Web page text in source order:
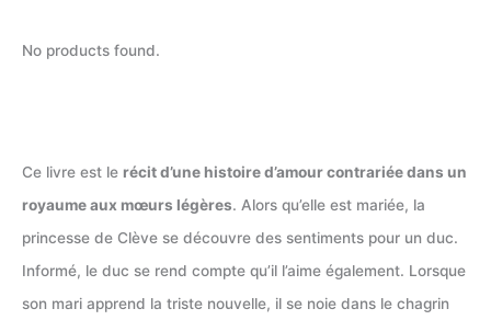
No products found.
Ce livre est le récit d’une histoire d’amour contrariée dans un
royaume aux mœurs légères. Alors qu’elle est mariée, la
princesse de Clève se découvre des sentiments pour un duc.
Informé, le duc se rend compte qu’il l’aime également. Lorsque
son mari apprend la triste nouvelle, il se noie dans le chagrin